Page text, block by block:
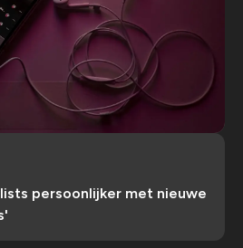
persoonlijker met nieuwe